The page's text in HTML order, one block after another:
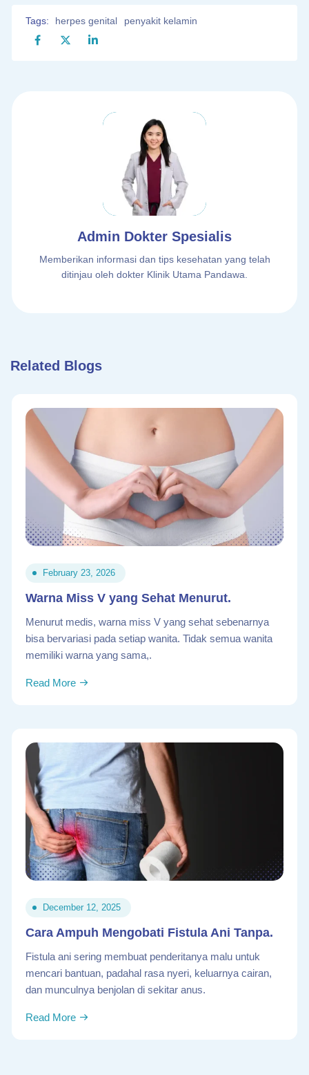
Tags: herpes genital penyakit kelamin
Admin Dokter Spesialis
Memberikan informasi dan tips kesehatan yang telah
ditinjau oleh dokter Klinik Utama Pandawa.
Related Blogs
February 23, 2026
Warna Miss V yang Sehat Menurut.
Menurut medis, warna miss V yang sehat sebenarnya
bisa bervariasi pada setiap wanita. Tidak semua wanita
memiliki warna yang sama,.
Read More
December 12, 2025
Cara Ampuh Mengobati Fistula Ani Tanpa.
Fistula ani sering membuat penderitanya malu untuk
mencari bantuan, padahal rasa nyeri, keluarnya cairan,
dan munculnya benjolan di sekitar anus.
Read More